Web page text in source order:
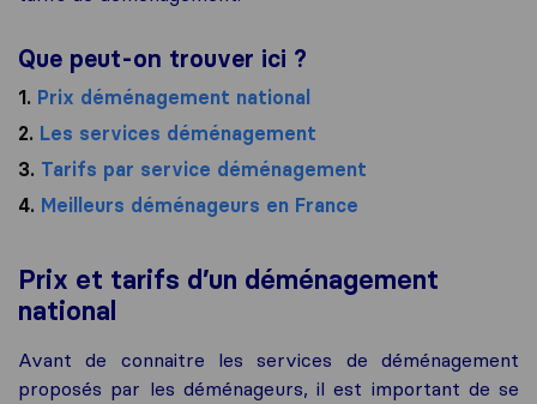
Que peut-on trouver ici ?
1. Prix déménagement national
2. Les services déménagement
3. Tarifs par service déménagement
4. Meilleurs déménageurs en France
Prix et tarifs d’un déménagement
national
Avant de connaitre les services de déménagement
proposés par les déménageurs, il est important de se